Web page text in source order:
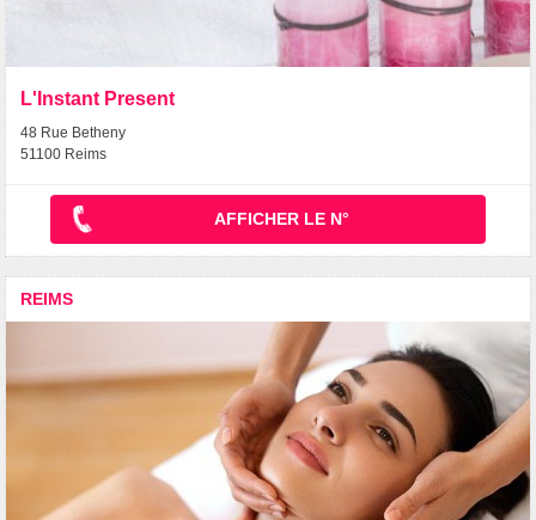
L'Instant Present
48 Rue Betheny
51100 Reims
AFFICHER LE N°
REIMS